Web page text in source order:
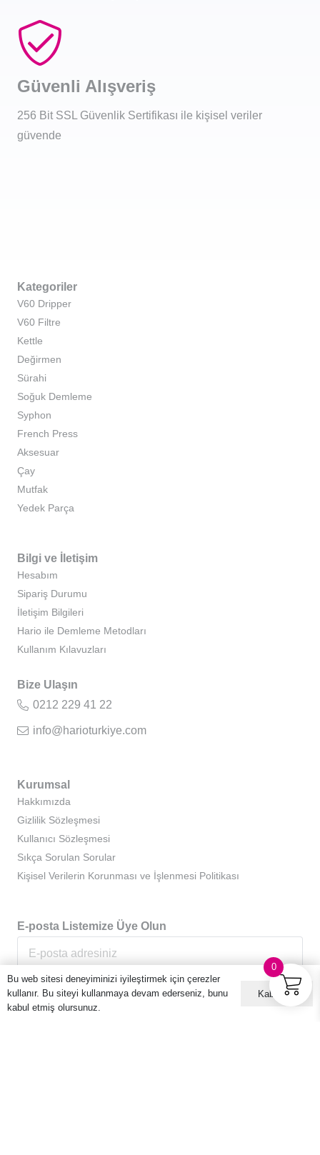
Güvenli Alışveriş
256 Bit SSL Güvenlik Sertifikası ile kişisel veriler
güvende
Kategoriler
V60 Dripper
V60 Filtre
Kettle
Değirmen
Sürahi
Soğuk Demleme
Syphon
French Press
Aksesuar
Çay
Mutfak
Yedek Parça
Bilgi ve İletişim
Hesabım
Sipariş Durumu
İletişim Bilgileri
Hario ile Demleme Metodları
Kullanım Kılavuzları
Bize Ulaşın
0212 229 41 22
info@harioturkiye.com
Kurumsal
Hakkımızda
Gizlilik Sözleşmesi
Kullanıcı Sözleşmesi
Sıkça Sorulan Sorular
Kişisel Verilerin Korunması ve İşlenmesi Politikası
E-posta Listemize Üye Olun
0
Bu web sitesi deneyiminizi iyileştirmek için çerezler
kullanır. Bu siteyi kullanmaya devam ederseniz, bunu
kabul etmiş olursunuz.
Kabul ET